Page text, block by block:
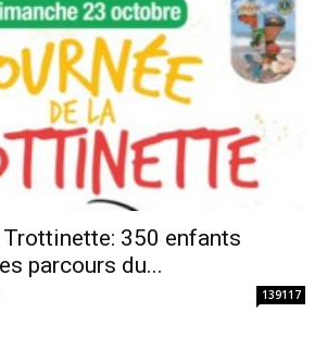
350 enfants
parcours du...
139117